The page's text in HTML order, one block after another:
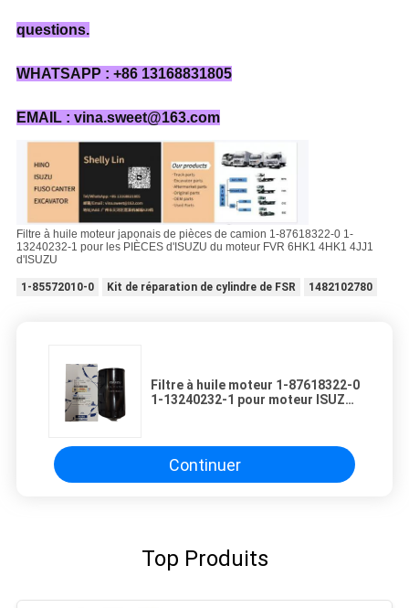
questions.
WHATSAPP : +86 13168831805
EMAIL : vina.sweet@163.com
Filtre à huile moteur japonais de pièces de camion 1-87618322-0 1-
13240232-1 pour les PIÈCES d'ISUZU du moteur FVR 6HK1 4HK1 4JJ1
d'ISUZU
1-85572010-0 Kit de réparation de cylindre de FSR 1482102780
Filtre à huile moteur 1-87618322-0
1-13240232-1 pour moteur ISUZU
Continuer
Top Produits